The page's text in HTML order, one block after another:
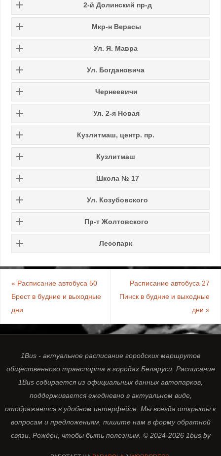
2-й Долинский пр-д
Мкр-н Верасы
Ул. Я. Мавра
Ул. Богдановича
Чернеевичи
Ул. 2-я Новая
Кузлитмаш, центр. пр.
Кузлитмаш
Школа № 17
Ул. Козубовского
Пр-т Жолтовского
Лесопарк
« Расписание автобуса 50
Брест в будние и выходные
дни
Расписание автобуса 27
Пинск в будние и выходные
дни»
1Bus - актуальное расписание городских маршрутов
общественного транспорта в городах Беларуси. Расписание
1Bus собирается из официальных данных автопарков,
поддерживается ежедневно в актуальном виде,
отображается в удобном интерфейсе. Мы всегда открыты к
вопросам и предложениям, пишите нам в форму обратной
связи. Рожден, чтобы быть полезным. © 2024-2026 1bus.by